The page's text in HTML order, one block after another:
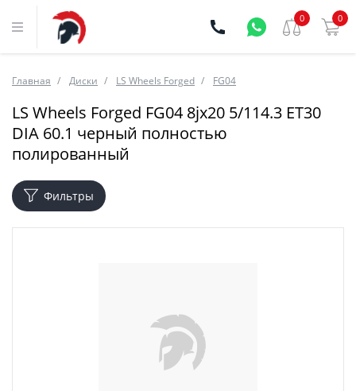
0 0
Главная Диски LS Wheels Forged FG04
LS Wheels Forged FG04 8jx20 5/114.3 ET30
DIA 60.1 черный полностью
полированный
Фильтры